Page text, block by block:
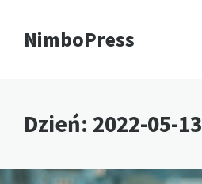
NimboPress
Dzień: 2022-05-13